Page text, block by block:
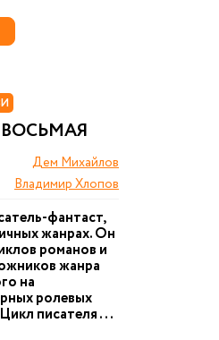
Дем Михайлов
Владимир Хлопов
фантаст,
жанрах. Он
романов и
жанра
на
ролевых
писателя ...